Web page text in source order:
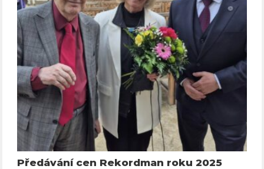
Předávání cen Rekordman roku 2025